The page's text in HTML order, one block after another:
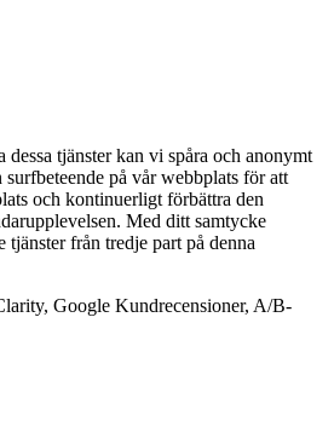
dessa tjänster kan vi spåra och anonymt
på vår webbplats för att
och kontinuerligt förbättra den
Med ditt samtycke
tjänster från tredje part på denna
Google Kundrecensioner, A/B-